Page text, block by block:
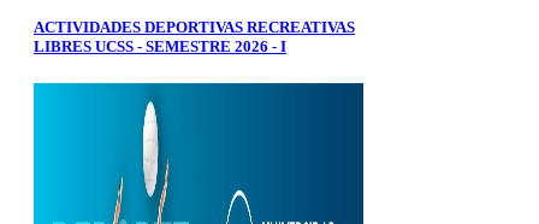
ACTIVIDADES DEPORTIVAS RECREATIVAS
LIBRES UCSS - SEMESTRE 2026 - I